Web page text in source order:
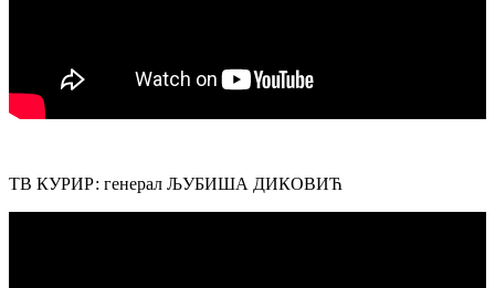
ТВ КУРИР: генерал ЉУБИША ДИКОВИЋ